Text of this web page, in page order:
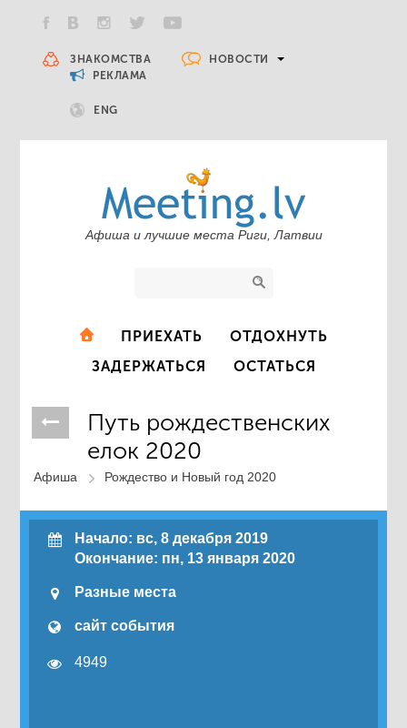
ЗНАКОМСТВА
НОВОСТИ
РЕКЛАМА
ENG
Афиша и лучшие места Риги, Латвии
ПРИЕХАТЬ
ОТДОХНУТЬ
ЗАДЕРЖАТЬСЯ
ОСТАТЬСЯ
Путь рождественских
елок 2020
Афиша Рождество и Новый год 2020
Начало: вс, 8 декабря 2019
Окончание: пн, 13 января 2020
Разные места
сайт события
4949